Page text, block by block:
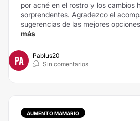
por acné en el rostro y los cambios
sorprendentes. Agradezco el
sugerencias de las mejores
más
PA
Pablus20
Sin comentarios
AUMENTO MAMARIO